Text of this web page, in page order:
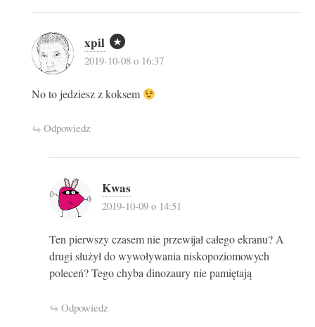
xpil
2019-10-08 o 16:37
No to jedziesz z koksem
Odpowiedz
Kwas
2019-10-09 o 14:51
Ten pierwszy czasem nie przewijał całego ekranu? A
drugi służył do wywoływania niskopoziomowych
poleceń? Tego chyba dinozaury nie pamiętają
Odpowiedz